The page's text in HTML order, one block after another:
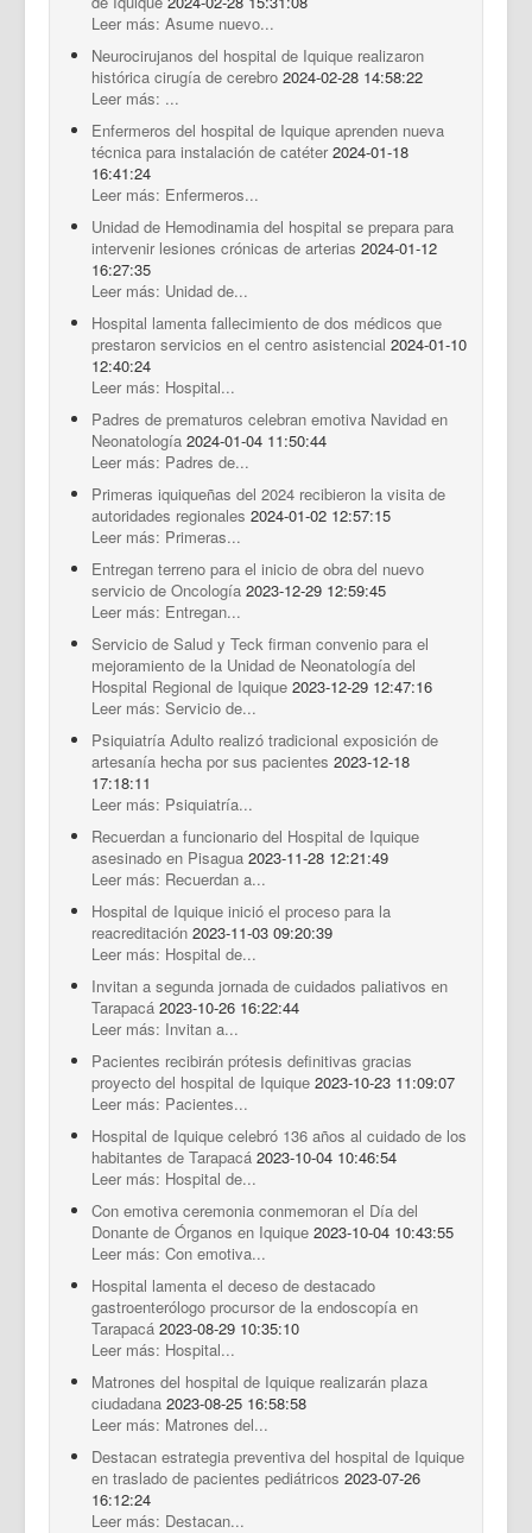
Leer más: Asume nuevo...
Neurocirujanos del hospital de Iquique realizaron
histórica cirugía de cerebro 2024-02-28 14:58:22
Leer más: ...
Enfermeros del hospital de Iquique aprenden nueva
técnica para instalación de catéter 2024-01-18
16:41:24
Leer más: Enfermeros...
Unidad de Hemodinamia del hospital se prepara para
intervenir lesiones crónicas de arterias 2024-01-12
16:27:35
Leer más: Unidad de...
Hospital lamenta fallecimiento de dos médicos que
prestaron servicios en el centro asistencial 2024-01-10
12:40:24
Leer más: Hospital...
Padres de prematuros celebran emotiva Navidad en
Neonatología 2024-01-04 11:50:44
Leer más: Padres de...
Primeras iquiqueñas del 2024 recibieron la visita de
autoridades regionales 2024-01-02 12:57:15
Leer más: Primeras...
Entregan terreno para el inicio de obra del nuevo
servicio de Oncología 2023-12-29 12:59:45
Leer más: Entregan...
Servicio de Salud y Teck firman convenio para el
mejoramiento de la Unidad de Neonatología del
Hospital Regional de Iquique 2023-12-29 12:47:16
Leer más: Servicio de...
Psiquiatría Adulto realizó tradicional exposición de
artesanía hecha por sus pacientes 2023-12-18
17:18:11
Leer más: Psiquiatría...
Recuerdan a funcionario del Hospital de Iquique
asesinado en Pisagua 2023-11-28 12:21:49
Leer más: Recuerdan a...
Hospital de Iquique inició el proceso para la
reacreditación 2023-11-03 09:20:39
Leer más: Hospital de...
Invitan a segunda jornada de cuidados paliativos en
Tarapacá 2023-10-26 16:22:44
Leer más: Invitan a...
Pacientes recibirán prótesis definitivas gracias
proyecto del hospital de Iquique 2023-10-23 11:09:07
Leer más: Pacientes...
Hospital de Iquique celebró 136 años al cuidado de los
habitantes de Tarapacá 2023-10-04 10:46:54
Leer más: Hospital de...
Con emotiva ceremonia conmemoran el Día del
Donante de Órganos en Iquique 2023-10-04 10:43:55
Leer más: Con emotiva...
Hospital lamenta el deceso de destacado
gastroenterólogo procursor de la endoscopía en
Tarapacá 2023-08-29 10:35:10
Leer más: Hospital...
Matrones del hospital de Iquique realizarán plaza
ciudadana 2023-08-25 16:58:58
Leer más: Matrones del...
Destacan estrategia preventiva del hospital de Iquique
en traslado de pacientes pediátricos 2023-07-26
16:12:24
Leer más: Destacan...